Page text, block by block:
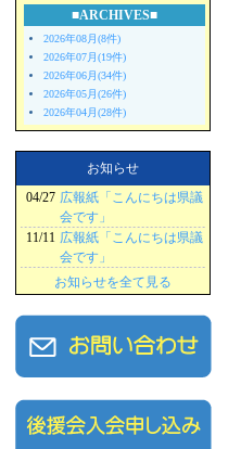
■ARCHIVES■
2026年08月(8件)
2026年07月(19件)
2026年06月(34件)
2026年05月(26件)
2026年04月(28件)
お知らせ
04/27 広報紙「こんにちは県議
会です」
11/11 広報紙「こんにちは県議
会です」
お知らせを全て見る